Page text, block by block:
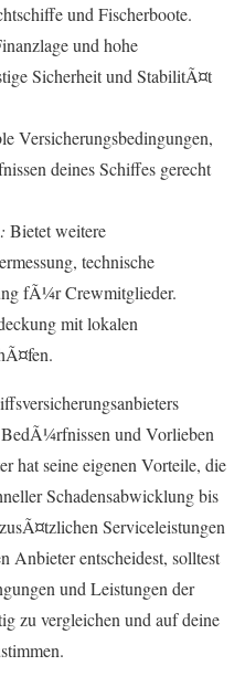
und Fischerboote.
und hohe
Sicherheit und StabilitÃ¤t
Versicherungsbedingungen,
deines Schiffes gerecht
Bietet weitere
technische
fÃ¼r Crewmitglieder.
mit lokalen
und Vorlieben
hat seine eigenen Vorteile, die
Schadensabwicklung bis
Serviceleistungen
entscheidest, solltest
und Leistungen der
zu vergleichen und auf deine